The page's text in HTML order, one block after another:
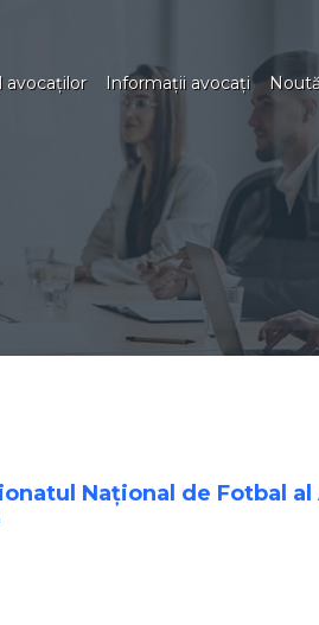
avocaţilor Informaţii avocaţi
Național de Fotbal al